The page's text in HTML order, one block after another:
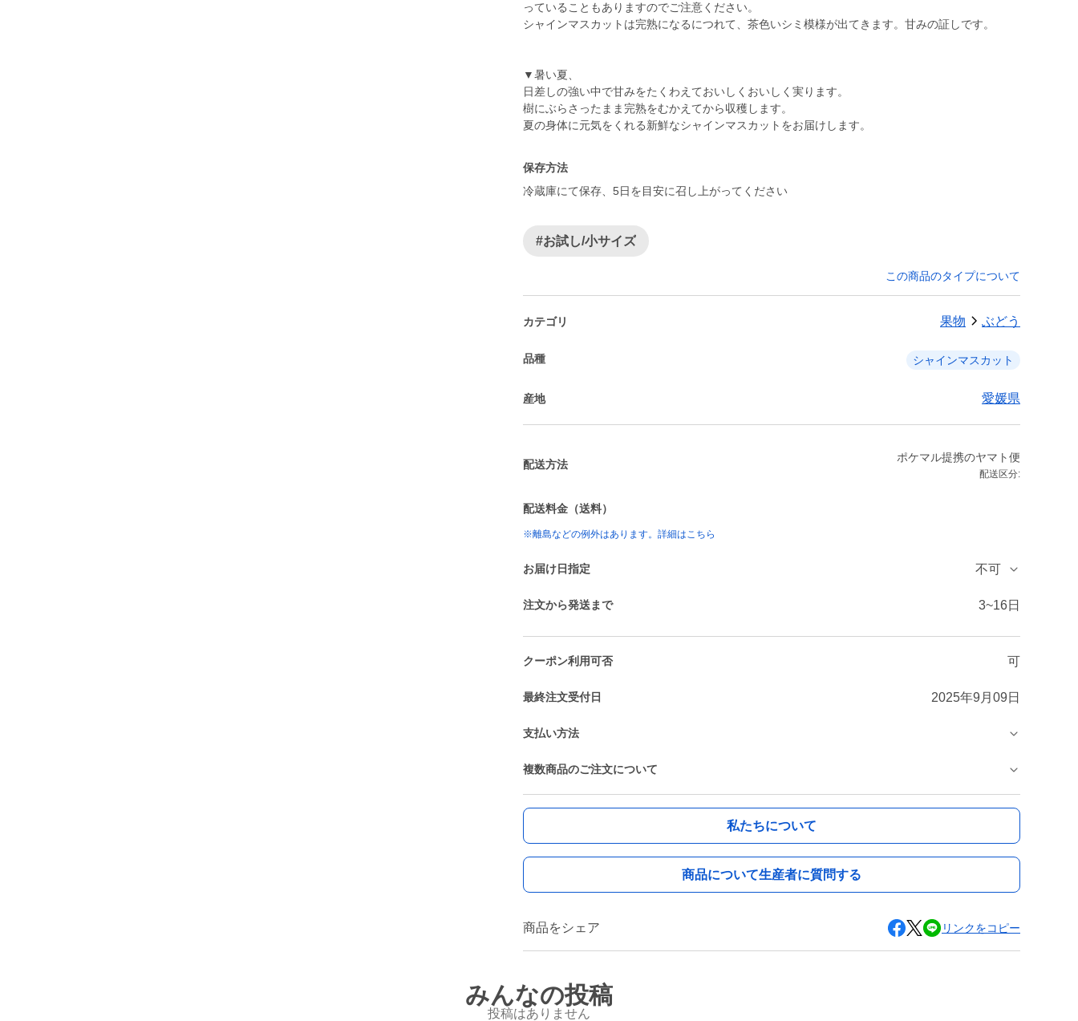
っていることもありますのでご注意ください。
シャインマスカットは完熟になるにつれて、茶色いシミ模様が出てきます。甘みの証しです。
▼暑い夏、
日差しの強い中で甘みをたくわえておいしくおいしく実ります。
樹にぶらさったまま完熟をむかえてから収穫します。
夏の身体に元気をくれる新鮮なシャインマスカットをお届けします。
保存方法
冷蔵庫にて保存、5日を目安に召し上がってください
#お試し/小サイズ
この商品のタイプについて
カテゴリ 果物 ぶどう
品種 シャインマスカット
産地 愛媛県
配送方法
ポケマル提携のヤマト便
配送区分:
配送料金（送料）
※離島などの例外はあります。詳細はこちら
お届け日指定 不可
注文から発送まで 3~16日
クーポン利用可否 可
最終注文受付日 2025年9月09日
支払い方法
複数商品のご注文について
私たちについて
商品について生産者に質問する
商品をシェア リンクをコピー
みんなの投稿
投稿はありません